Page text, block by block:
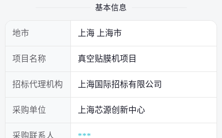
基本信息
地市 上海 上海市
项目名称 真空贴膜机项目
招标代理机构 上海国际招标有限公司
采购单位 上海芯源创新中心
采购联系人 ***